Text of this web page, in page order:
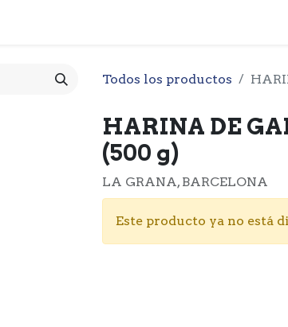
Todos los productos
HARINA DE
(500 g)
LA GRANA, BARCELONA
Este producto ya no está